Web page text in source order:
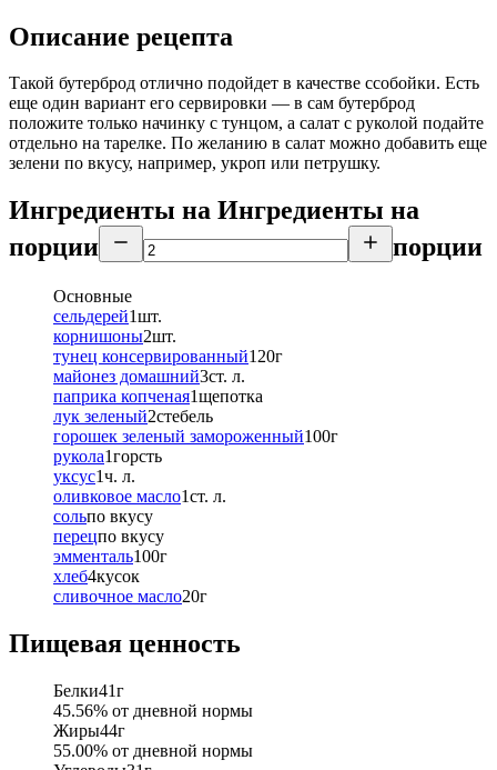
Описание рецепта
Такой бутерброд отлично подойдет в качестве ссобойки. Есть
еще один вариант его сервировки — в сам бутерброд
положите только начинку с тунцом, а салат с руколой подайте
отдельно на тарелке. По желанию в салат можно добавить еще
зелени по вкусу, например, укроп или петрушку.
Ингредиенты на Ингредиенты на
порции
порции
Основные
сельдерей1шт.
корнишоны2шт.
тунец консервированный120г
майонез домашний3ст. л.
паприка копченая1щепотка
лук зеленый2стебель
горошек зеленый замороженный100г
рукола1горсть
уксус1ч. л.
оливковое масло1ст. л.
сольпо вкусу
перецпо вкусу
эмменталь100г
хлеб4кусок
сливочное масло20г
Пищевая ценность
Белки41г
45.56% от дневной нормы
Жиры44г
55.00% от дневной нормы